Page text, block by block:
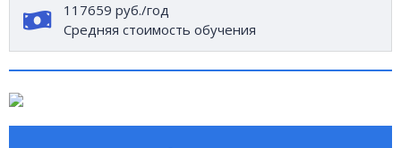
117659 руб./год
Средняя стоимость обучения